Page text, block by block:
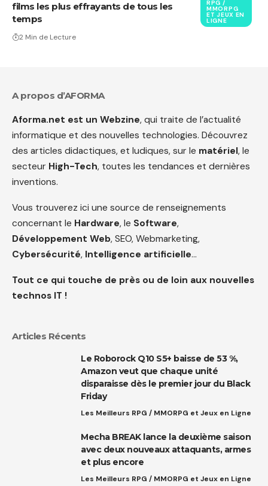
RPG /
MMORPG
ET JEUX EN
LIGNE
films les plus effrayants de tous les
temps
2 Min de Lecture
A propos d’AFORMA
Aforma.net est un Webzine, qui traite de l’actualité
informatique et des nouvelles technologies. Découvrez
des articles didactiques, et ludiques, sur le matériel, le
secteur High-Tech, toutes les tendances et dernières
inventions.
Vous trouverez ici une source de renseignements
concernant le Hardware, le Software,
Développement Web, SEO, Webmarketing,
Cybersécurité, Intelligence artificielle…
Tout ce qui touche de près ou de loin aux nouvelles
technos IT !
Articles Récents
Le Roborock Q10 S5+ baisse de 53 %,
Amazon veut que chaque unité
disparaisse dès le premier jour du Black
Friday
Les Meilleurs RPG / MMORPG et Jeux en Ligne
Mecha BREAK lance la deuxième saison
avec deux nouveaux attaquants, armes
et plus encore
Les Meilleurs RPG / MMORPG et Jeux en Ligne